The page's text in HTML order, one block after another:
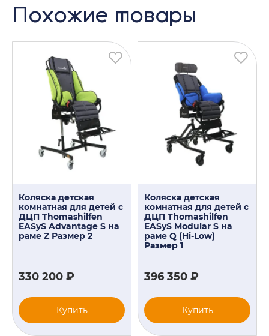
Похожие товары
Коляска детская
комнатная для детей с
ДЦП Thomashilfen
EASyS Advantage S на
раме Z Размер 2
330 200 ₽
Купить
Коляска детская
комнатная для детей с
ДЦП Thomashilfen
EASyS Modular S на
раме Q (Hi-Low)
Размер 1
396 350 ₽
Купить